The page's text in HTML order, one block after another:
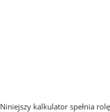
Niniejszy kalkulator spełnia